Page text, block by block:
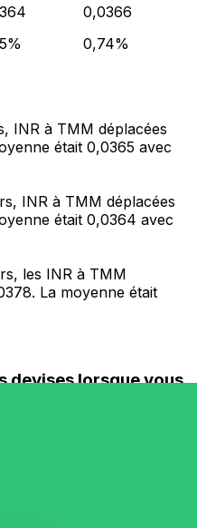
0,0366
0,74%
INR à TMM déplacées
était 0,0365 avec
INR à TMM déplacées
était 0,0364 avec
les INR à TMM
La moyenne était
devises lorsque vous
fonctionnalités
des devises,
et transférez de